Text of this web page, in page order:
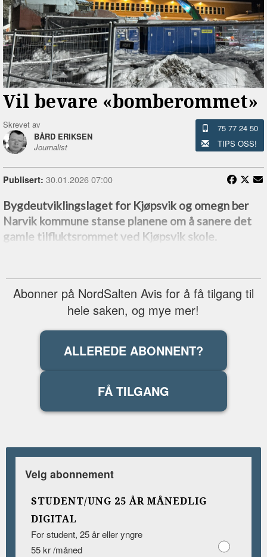
Vil bevare «bomberommet»
Skrevet av
BÅRD ERIKSEN
Journalist
75 77 24 50
TIPS OSS!
Publisert: 30.01.2026 07:00
Bygdeutviklingslaget for Kjøpsvik og omegn ber
Narvik kommune stanse planene om å sanere det
gamle tilfluktsrommet ved Kjøpsvik skole.
Abonner på NordSalten Avis for å få tilgang til
hele saken, og mye mer!
ALLEREDE ABONNENT?
FÅ TILGANG
Velg abonnement
STUDENT/UNG 25 ÅR MÅNEDLIG
DIGITAL
For student, 25 år eller yngre
55 kr /måned